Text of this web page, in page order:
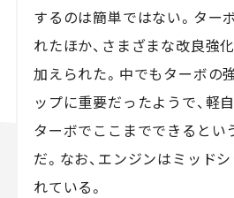
するのは簡単ではない。ター
れたほか、さまざまな改良強
加えられた。中でもターボの
ップに重要だったようで、軽
ターボでここまでできるとい
だ。なお、エンジンはミッド
れている。